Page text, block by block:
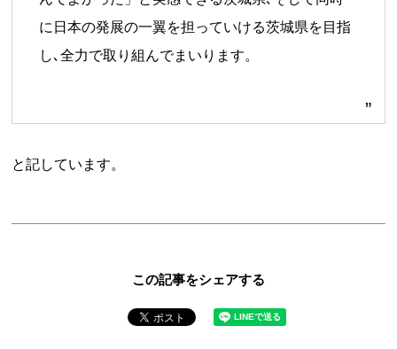
に日本の発展の一翼を担っていける茨城県を目指
し､全力で取り組んでまいります。
と記しています。
この記事をシェアする